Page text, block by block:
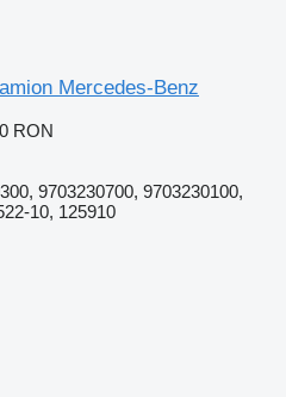
Mercedes-Benz
RON
9703230700, 9703230100,
10, 125910